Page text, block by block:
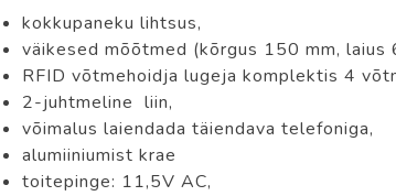
kokkupaneku lihtsus,
väikesed mõõtmed (kõrgus 150 mm, laius
RFID võtmehoidja lugeja komplektis 4
2-juhtmeline liin,
võimalus laiendada täiendava telefoniga,
alumiiniumist krae
toitepinge: 11,5V AC,